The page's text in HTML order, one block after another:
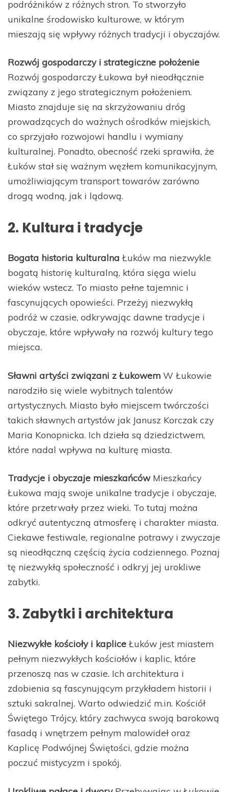
podróżników z różnych stron. To stworzyło
unikalne środowisko kulturowe, w którym
mieszają się wpływy różnych tradycji i obyczajów.
Rozwój gospodarczy i strategiczne położenie
Rozwój gospodarczy Łukowa był nieodłącznie
związany z jego strategicznym położeniem.
Miasto znajduje się na skrzyżowaniu dróg
prowadzących do ważnych ośrodków miejskich,
co sprzyjało rozwojowi handlu i wymiany
kulturalnej. Ponadto, obecność rzeki sprawiła, że
Łuków stał się ważnym węzłem komunikacyjnym,
umożliwiającym transport towarów zarówno
drogą wodną, jak i lądową.
2. Kultura i tradycje
Bogata historia kulturalna Łuków ma niezwykle
bogatą historię kulturalną, która sięga wielu
wieków wstecz. To miasto pełne tajemnic i
fascynujących opowieści. Przeżyj niezwykłą
podróż w czasie, odkrywając dawne tradycje i
obyczaje, które wpływały na rozwój kultury tego
miejsca.
Sławni artyści związani z Łukowem W Łukowie
narodziło się wiele wybitnych talentów
artystycznych. Miasto było miejscem twórczości
takich sławnych artystów jak Janusz Korczak czy
Maria Konopnicka. Ich dzieła są dziedzictwem,
które nadal wpływa na kulturę miasta.
Tradycje i obyczaje mieszkańcówMieszkańcy
Łukowa mają swoje unikalne tradycje i obyczaje,
które przetrwały przez wieki. To tutaj można
odkryć autentyczną atmosferę i charakter miasta.
Ciekawe festiwale, regionalne potrawy i zwyczaje
są nieodłączną częścią życia codziennego. Poznaj
tę niezwykłą społeczność i odkryj jej urokliwe
zabytki.
3. Zabytki i architektura
Niezwykłe kościoły i kaplice Łuków jest miastem
pełnym niezwykłych kościołów i kaplic, które
przenoszą nas w czasie. Ich architektura i
zdobienia są fascynującym przykładem historii i
sztuki sakralnej. Warto odwiedzić m.in. Kościół
Świętego Trójcy, który zachwyca swoją barokową
fasadą i wnętrzem pełnym malowideł oraz
Kaplicę Podwójnej Świętości, gdzie można
poczuć mistycyzm i spokój.